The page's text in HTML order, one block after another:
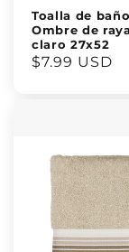
Toalla de baño
Ombre de
claro 27x52
Precio
$7.99 USD